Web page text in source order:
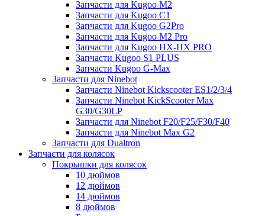
Запчасти для Kugoo M2
Запчасти для Kugoo C1
Запчасти для Kugoo G2Pro
Запчасти для Kugoo M2 Pro
Запчасти для Kugoo HX-HX PRO
Запчасти Kugoo S1 PLUS
Запчасти Kugoo G-Max
Запчасти для Ninebot
Запчасти Ninebot Kickscooter ES1/2/3/4
Запчасти Ninebot KickScooter Max
G30/G30LP
Запчасти для Ninebot F20/F25/F30/F40
Запчасти для Ninebot Max G2
Запчасти для Dualtron
Запчасти для колясок
Покрышки для колясок
10 дюймов
12 дюймов
14 дюймов
8 дюймов